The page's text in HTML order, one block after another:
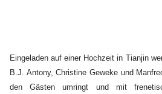
Eingeladen auf einer Hochzeit in Tianjin
B.J. Antony, Christine Geweke und
den Gästen umringt und mit